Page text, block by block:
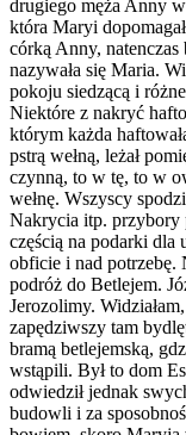
drugiego męża Anny
która Maryi
córką Anny,
nazywała się Maria.
pokoju siedzącą i
Niektóre z nakryć
którym każda
pstrą wełną, leżał
czynną, to w tę, to w
wełnę. Wszyscy
Nakrycia itp. przybory
częścią na podarki dla
obficie i nad potrzebę.
podróż do Betlejem.
Jerozolimy.
zapędziwszy tam
bramą betlejemską,
wstąpili. Był to dom
odwiedził jednak
budowli i za